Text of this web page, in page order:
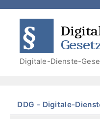
Zum
Inhalt
Zum
Menü
springen
Zum
Menü
springen
Zur
Suche
Digitale-Dienste-
Skip
menu
DDG Digitale-